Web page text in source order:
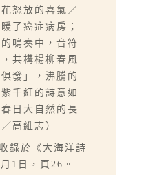
怒放的喜氣／
了癌症病房；
鳴奏中，音符
共構楊柳春風
發」，沸騰的
千紅的詩意如
日大自然的長
高維志）
錄於《大海洋詩
1日，頁26。